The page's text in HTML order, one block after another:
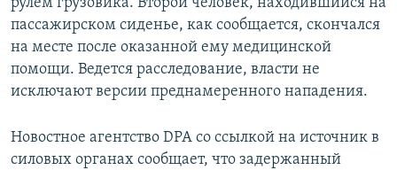
рулем грузовика. Второй человек, находившийся на
пассажирском сиденье, как сообщается, скончался
на месте после оказанной ему медицинской
помощи. Ведется расследование, власти не
исключают версии преднамеренного нападения.
Новостное агентство DPA со ссылкой на источник в
силовых органах сообщает, что задержанный